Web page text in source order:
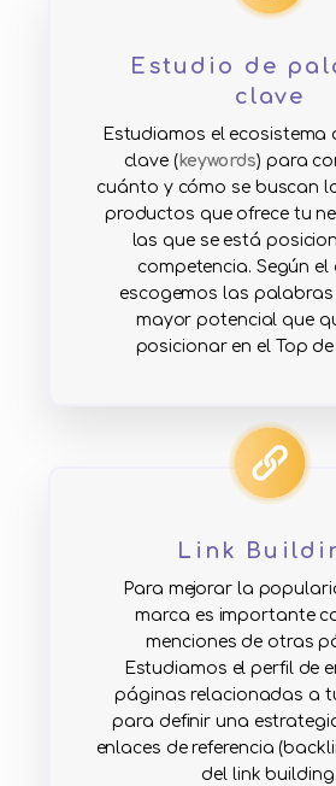
Estudio de
clave
Estudiamos el ecosistema
clave (keywords) para
cuánto y cómo se buscan
productos que ofrece tu
las que se está
competencia. Según el
escogemos las palabras
mayor potencial que
posicionar en el Top
Link
Para mejorar la
marca es importante
menciones de otras
Estudiamos el perfil de
páginas relacionadas a
para definir una
enlaces de referencia
del link building.